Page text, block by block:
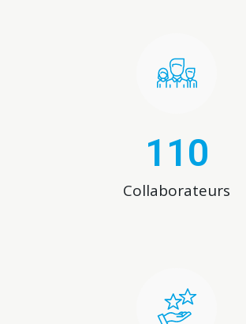
110
Collaborateurs